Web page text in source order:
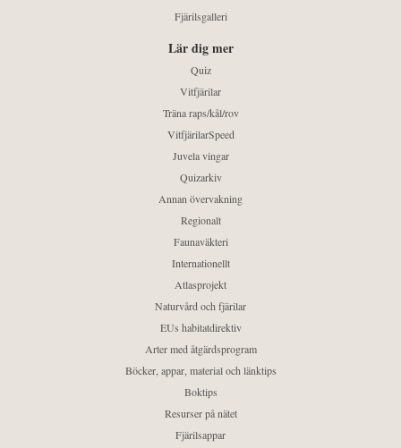
Fjärilsgalleri
Lär dig mer
Quiz
Vitfjärilar
Träna raps/kål/rov
VitfjärilarSpeed
Juvela vingar
Quizarkiv
Annan övervakning
Regionalt
Faunaväkteri
Internationellt
Atlasprojekt
Naturvård och fjärilar
EUs habitatdirektiv
Arter med åtgärdsprogram
Böcker, appar, material och länktips
Boktips
Resurser på nätet
Fjärilsappar